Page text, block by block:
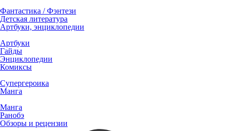
Фантастика / Фэнтези
Детская литература
Артбуки, энциклопедии
Артбуки
Гайды
Энциклопедии
Комиксы
Супергероика
Манга
Манга
Ранобэ
Обзоры и рецензии